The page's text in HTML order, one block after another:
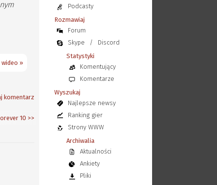
»
komentarz
10 >>
Podcasty
Rozmawiaj
Forum
Skype
/
Discord
Statystyki
Komentujący
Komentarze
Wyszukaj
Najlepsze newsy
Ranking gier
Strony WWW
Archiwalia
Aktualności
Ankiety
Pliki